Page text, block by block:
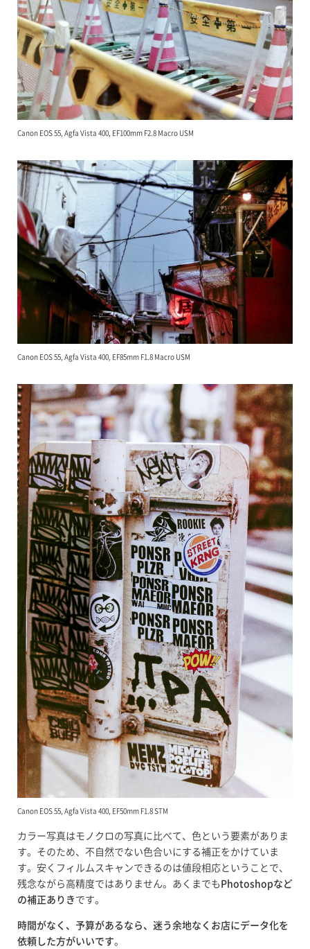
Canon EOS 55, Agfa Vista 400, EF100mm F2.8 Macro USM
Canon EOS 55, Agfa Vista 400, EF85mm F1.8 Macro USM
Canon EOS 55, Agfa Vista 400, EF50mm F1.8 STM
カラー写真はモノクロの写真に比べて、色という要素がありま
す。そのため、不自然でない色合いにする補正をかけていま
す。安くフィルムスキャンできるのは値段相応ということで、
残念ながら高精度ではありません。あくまでも Photoshopなど
の補正ありき です。
時間がなく、予算があるなら、迷う余地なくお店にデータ化を
依頼した方がいいです。